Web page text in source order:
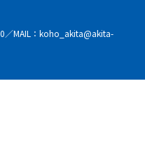
／MAIL：koho_akita@akita-